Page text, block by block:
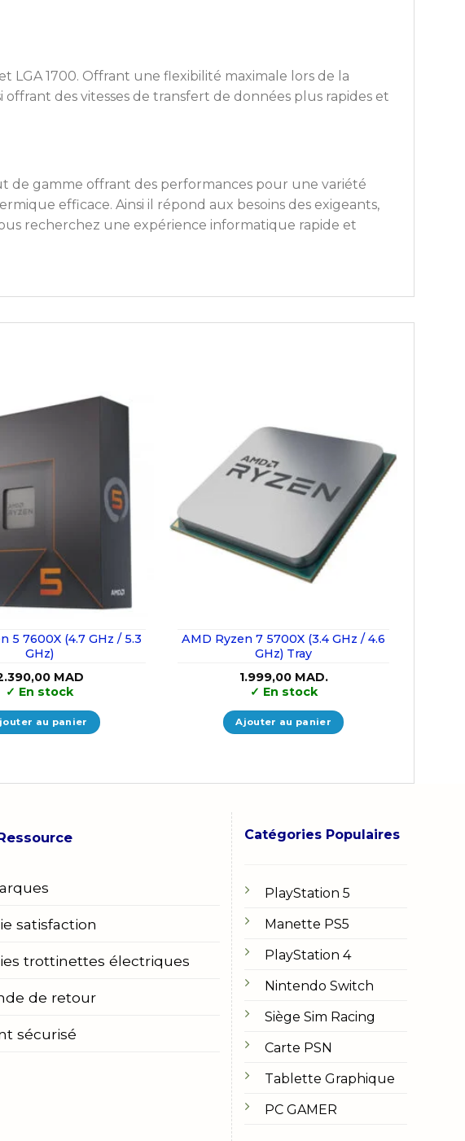
LGA 1700. Offrant une flexibilité maximale lors de la
des vitesses de transfert de données plus rapides et
de gamme offrant des performances pour une variété
efficace. Ainsi il répond aux besoins des exigeants,
recherchez une expérience informatique rapide et
5 7600X (4.7 GHz / 5.3
GHz)
MAD
✓ En stock
au panier
AMD Ryzen 7 5700X (3.4 GHz / 4.6
GHz) Tray
1.999,00 MAD.
✓ En stock
Ajouter au panier
satisfaction
trottinettes électriques
de retour
sécurisé
Catégories Populaires
PlayStation 5
Manette PS5
PlayStation 4
Nintendo Switch
Siège Sim Racing
Carte PSN
Tablette Graphique
PC GAMER